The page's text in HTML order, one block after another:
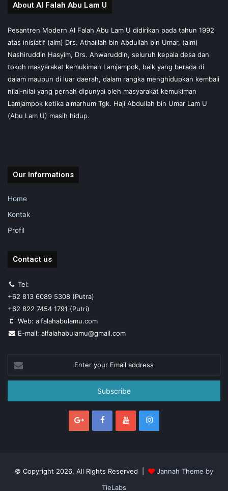
About Al Falah Abu Lam U
Pesantren Modern Al Falah Abu Lam U didirikan pada tahun 1992
atas inisiatif (alm) Drs. Athaillah bin Abdullah bin Umar, (alm)
Nashiruddin Hasyim, Drs. Anwaruddin, seluruh kepala desa dan
tokoh masyarakat kemukiman Lamjampok, baik yang berada di
dalam maupun di luar daerah, dalam rangka menghidupkan kembali
nilai-nilai yang pernah dipunyai oleh masyarakat kemukiman
Lamjampok ketika almarhum Tgk. Haji Abdullah bin Umar Lam U
(Abu Lam U) masih hidup.
Our Informations
Home
Kontak
Profil
Contact us
Tel:
+62 813 6089 5308 (Putra)
+62 822 7454 1791 (Putri)
Web: alfalahabulamu.com
E-mail: alfalahabulamu@gmail.com
your
Email
© Copyright 2026, All Rights Reserved |
Jannah Theme by
TieLabs